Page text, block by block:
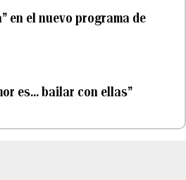
en el nuevo programa de
es... bailar con ellas”